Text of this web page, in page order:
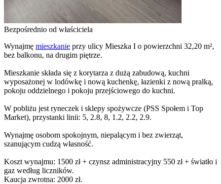
Bezpośrednio od właściciela
Wynajmę mieszkanie przy ulicy Mieszka I o powierzchni 32,20 m²,
bez balkonu, na drugim piętrze.
Mieszkanie składa się z korytarza z dużą zabudową, kuchni
wyposażonej w lodówkę i nową kuchenkę, łazienki z nową pralką,
pokoju oddzielnego i pokoju przejściowego do kuchni.
W pobliżu jest ryneczek i sklepy spożywcze (PSS Społem i Top
Market), przystanki linii: 5, 2.8, 8, 1.2, 2.2, 2.9.
Wynajmę osobom spokojnym, niepalącym i bez zwierząt,
szanującym cudzą własność.
Koszt wynajmu: 1500 zł + czynsz administracyjny 550 zł + światło i
gaz według liczników.
Kaucja zwrotna: 2000 zł.